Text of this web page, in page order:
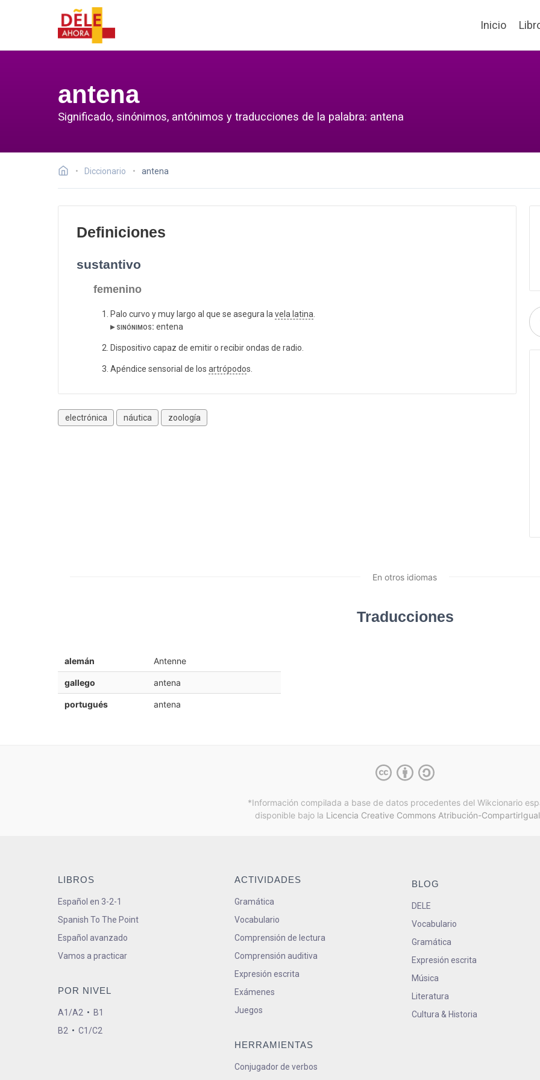
Inicio
antena
Significado, sinónimos, antónimos y traducciones de la palabra: antena
Diccionario antena
Definiciones
sustantivo
femenino
Palo curvo y muy largo al que se asegura lavela latina.
▸ sinónimos: entena
Dispositivo capaz de emitir o recibir ondas de radio.
Apéndice sensorial de los artrópodos.
electrónica náutica zoología
En otros idiomas
Traducciones
alemán Antenne
gallego antena
portugués antena
*Información compilada a base de datos procedentes del Wikcionario
disponible bajo la Licencia Creative Commons Atribución-
LIBROS
Español en 3-2-1
Spanish To The Point
Español avanzado
Vamos a practicar
POR NIVEL
A1/A2 • B1
B2 • C1/C2
ACTIVIDADES
Gramática
Vocabulario
Comprensión de lectura
Comprensión auditiva
Expresión escrita
Exámenes
Juegos
HERRAMIENTAS
Conjugador de verbos
BLOG
DELE
Vocabulario
Gramática
Expresión escrita
Música
Literatura
Cultura & Historia